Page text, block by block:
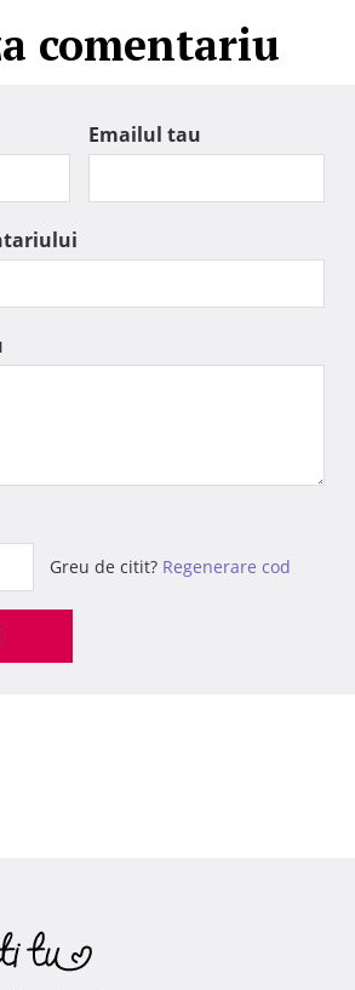
comentariu
Emailul tau
Greu de citit? Regenerare cod